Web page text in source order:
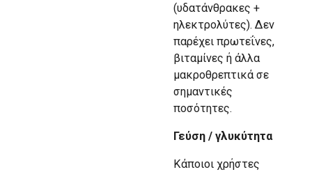
(υδατάνθρακες +
ηλεκτρολύτες). Δεν
παρέχει πρωτεΐνες,
βιταμίνες ή άλλα
μακροθρεπτικά σε
σημαντικές
ποσότητες.
Γεύση / γλυκύτητα
Κάποιοι χρήστες